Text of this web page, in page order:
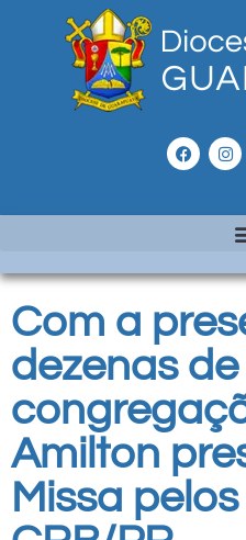
Com a
dezenas de
Amilton
Missa